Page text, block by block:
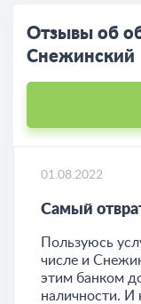
Отзывы об
Снежинский
01.08.2022
Самый
Пользуюсь
числе и
этим банком
наличности. И